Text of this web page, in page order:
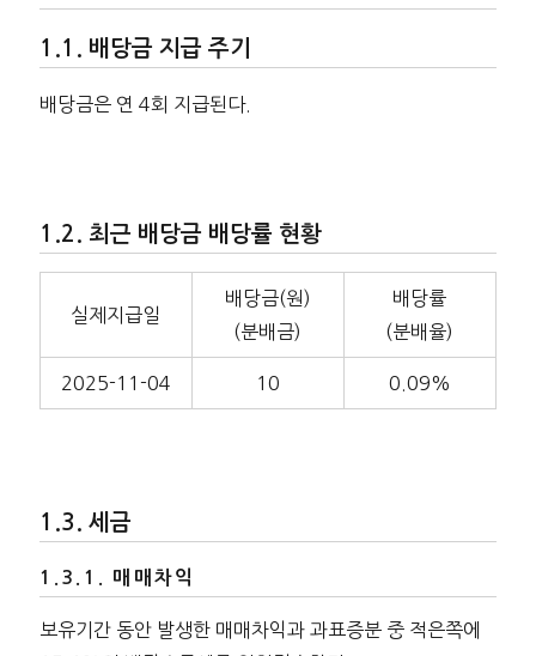
배당금 지급 주기
배당금은 연 4회 지급된다.
최근 배당금 배당률 현황
실제지급일
배당금(원)
(분배금)
배당률
(분배율)
2025-11-04 10 0.09%
세금
매매차익
보유기간 동안 발생한 매매차익과 과표증분 중 적은쪽에